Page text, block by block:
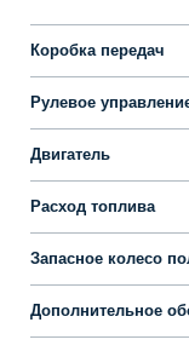
Коробка передач
Рулевое
Двигатель
Расход топлива
Запасное колесо
Дополнительное